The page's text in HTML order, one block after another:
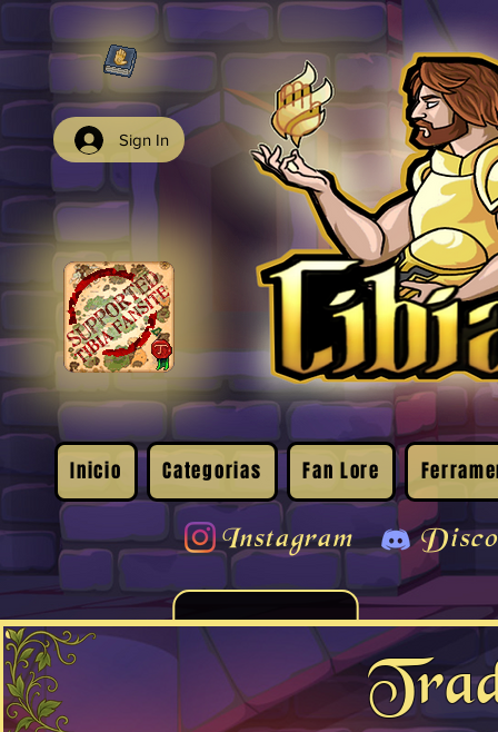
Sign In
Inicio Categorias Fan Lore
Instagram